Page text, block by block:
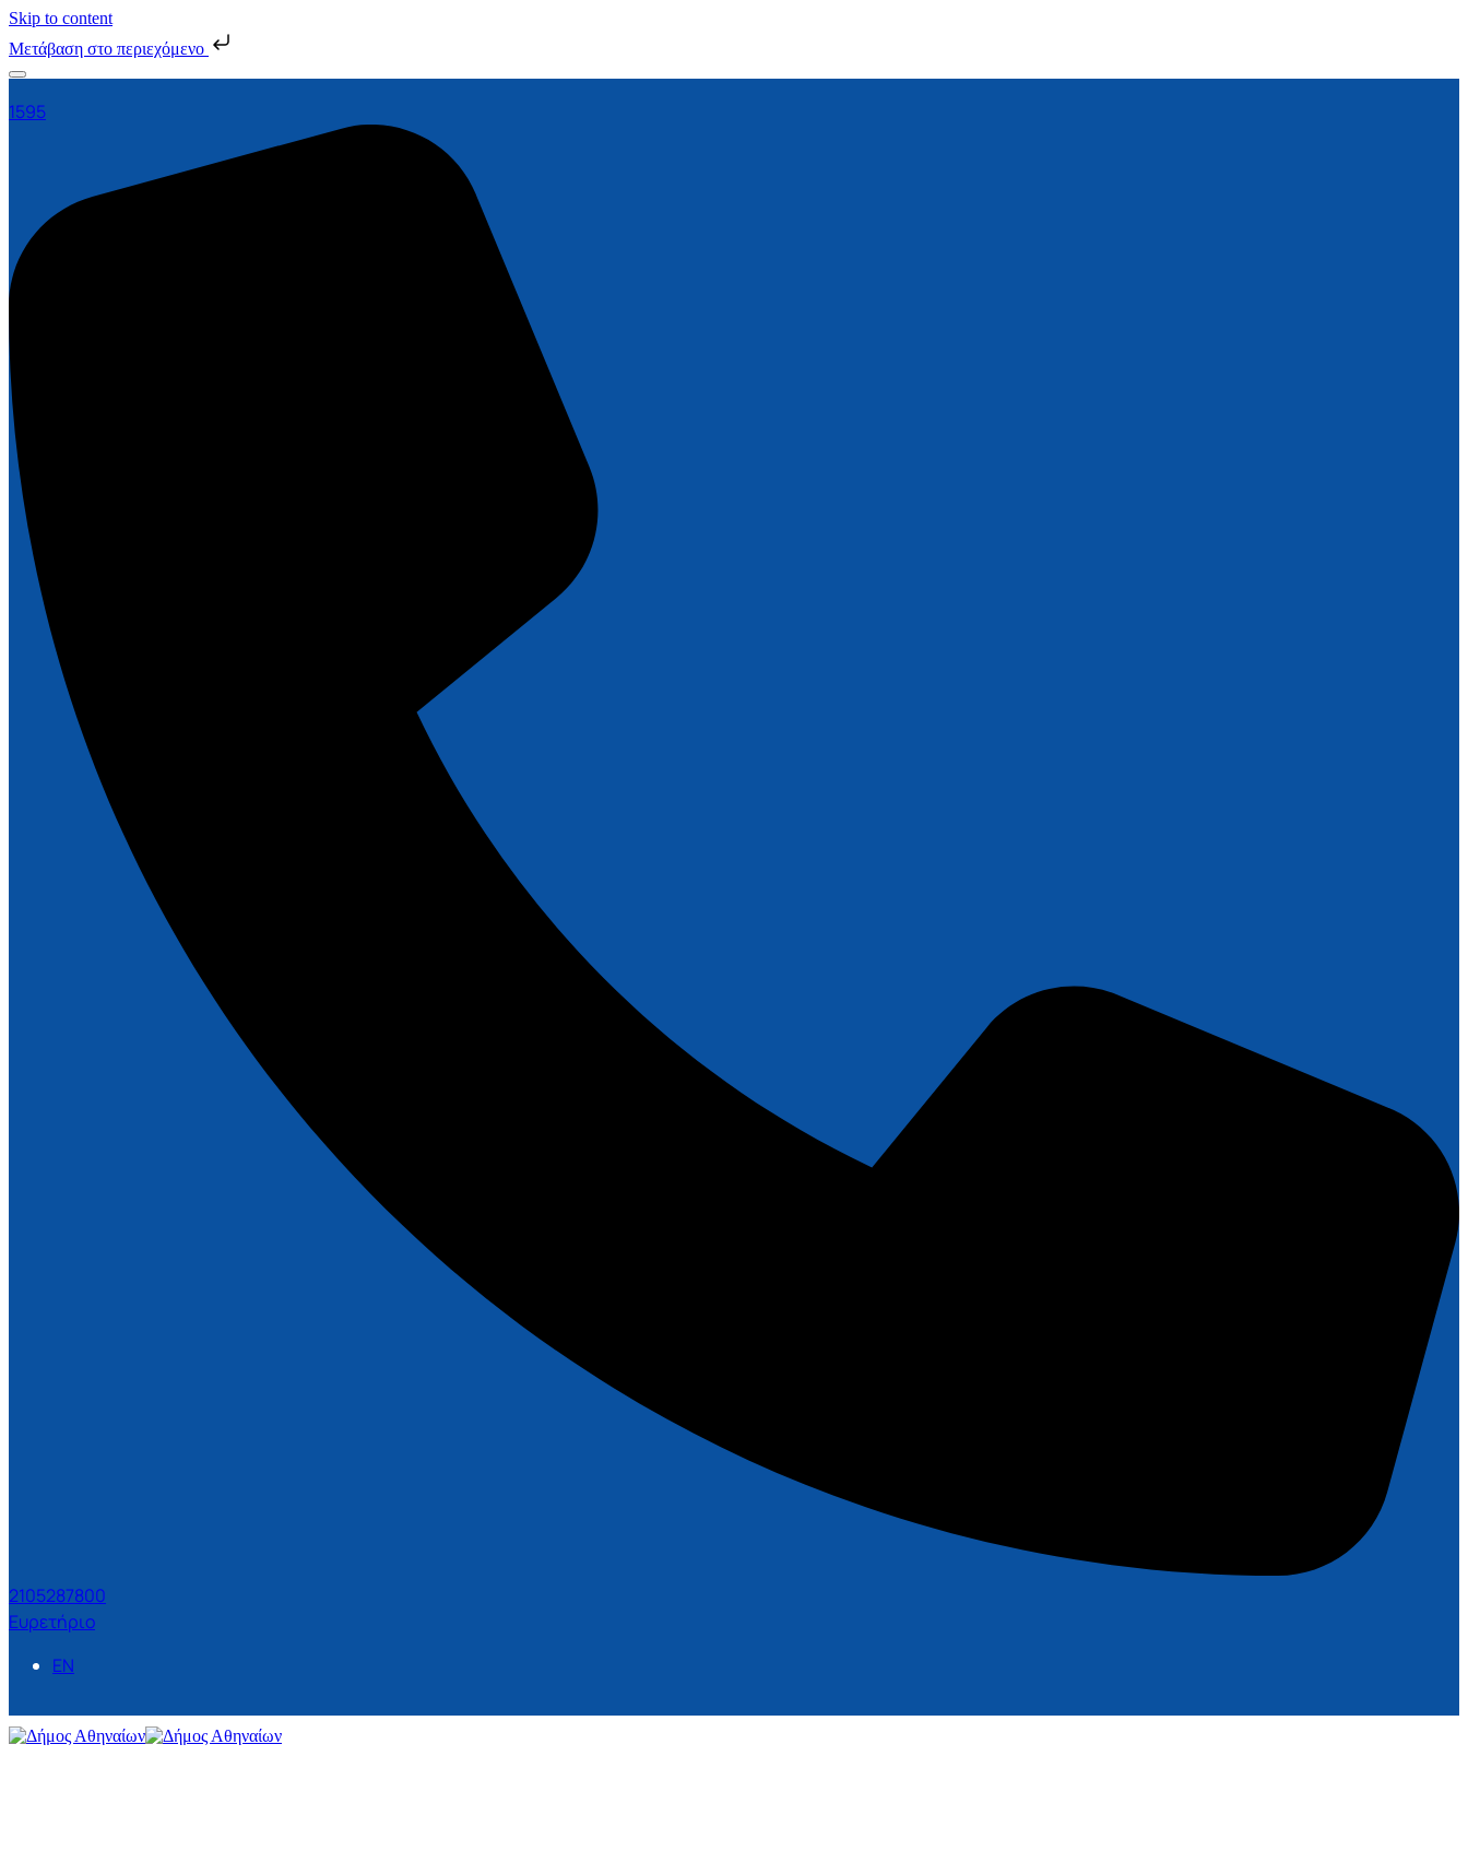
Skip to content
Μετάβαση στο περιεχόμενο
1595
2105287800
Ευρετήριο
EN